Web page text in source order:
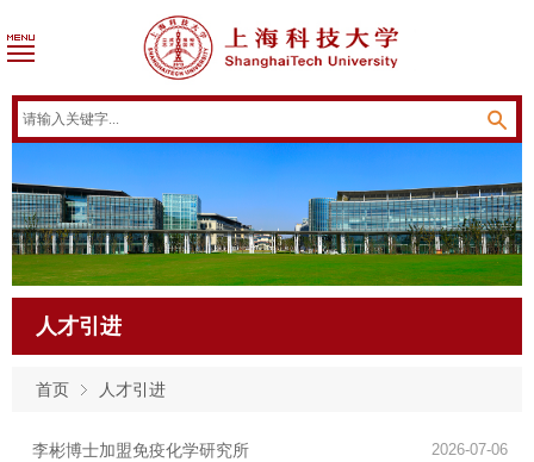
人才引进
首页 人才引进
李彬博士加盟免疫化学研究所 2026-07-06